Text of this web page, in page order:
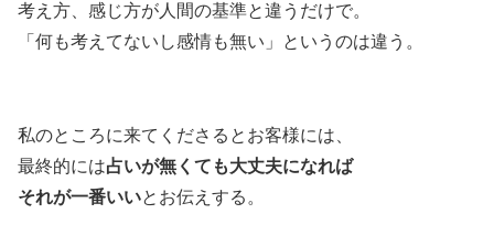
考え方、感じ方が人間の基準と違うだけで。
「何も考えてないし感情も無い」というのは違う。
私のところに来てくださるとお客様には、
最終的には占いが無くても大丈夫になれば
それが一番いいとお伝えする。